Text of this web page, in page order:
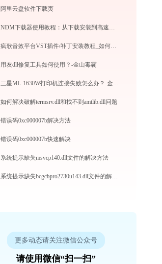
阿里云盘软件下载页
NDM下载器使用教程：从下载安装到高速下载全指南
疯歌音效平台VST插件/补丁安装教程_如何加载插件效果包
用友dll修复工具如何使用？-金山毒霸
三星ML-1630W打印机连接失败怎么办？-金山毒霸
如何解决破解termsrv.dll和找不到amtlib.dll问题
错误码0xc000007b解决方法
错误码0xc000007b快速解决
系统提示缺失msvcp140.dll文件的解决方法
系统提示缺失bcgcbpro2730u143.dll文件的解决方法
更多动态请关注微信公众号
请使用微信“扫一扫”